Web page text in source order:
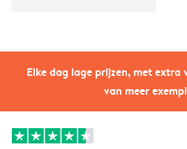
Elke dag lage prijzen, met extra
van meer